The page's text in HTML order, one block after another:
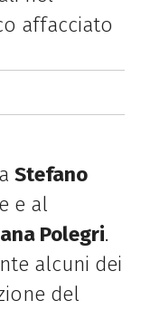
affacciato
Stefano
e al
Polegri.
alcuni dei
del